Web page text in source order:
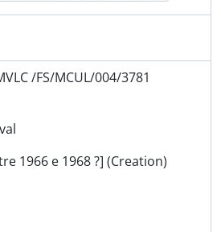
Cortejo de Ramilos
/FS/MCUL/004/3781
1966 e 1968 ?] (Creation)